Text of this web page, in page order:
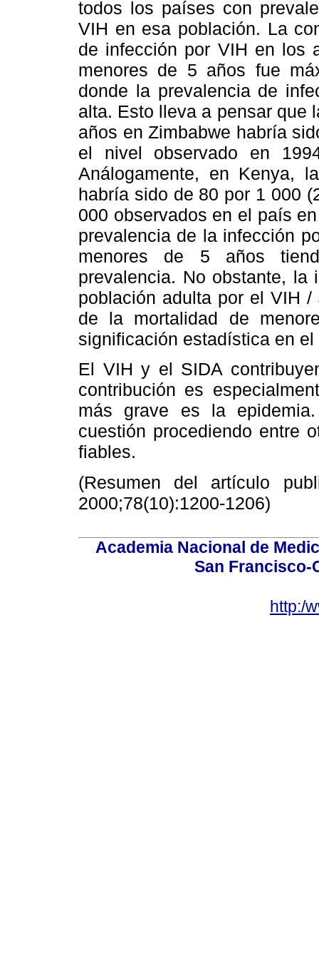
todos los países con
VIH en esa población. La
de infección por VIH en los
menores de 5 años fue
donde la prevalencia de
alta. Esto lleva a pensar que
años en Zimbabwe habría
el nivel observado en
Análogamente, en Kenya,
habría sido de 80 por 1 000
000 observados en el país
prevalencia de la infección
menores de 5 años
prevalencia. No obstante,
población adulta por el VIH
de la mortalidad de
significación estadística en
El VIH y el SIDA
contribución es
más grave es la
cuestión procediendo entre
fiables.
(Resumen del artículo
2000;78(10):1200-1206)
Academia Nacional de
San Francisco-
http:/